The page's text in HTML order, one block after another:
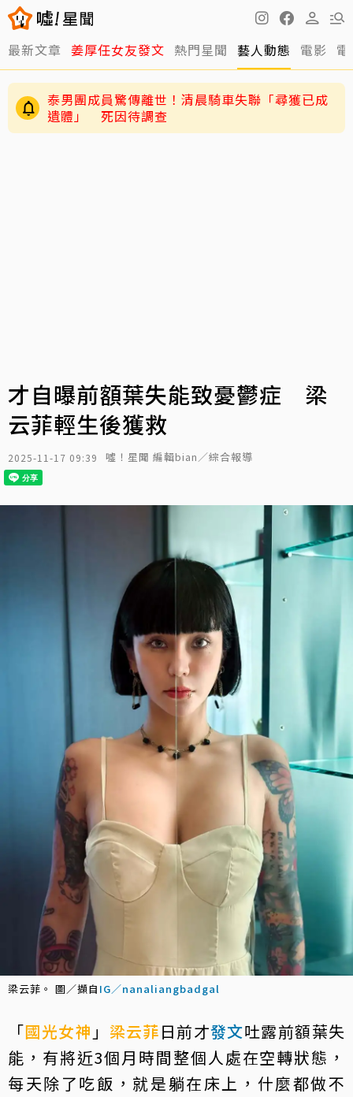
最新文章 姜厚任女友發文 熱門星聞 藝人動態 電影
泰男團成員驚傳離世！清晨騎車失聯「尋獲已成
遺體」 死因待調查
才自曝前額葉失能致憂鬱症 梁
云菲輕生後獲救
2025-11-17 09:39 噓！星聞 編輯bian／綜合報導
梁云菲。 圖／擷自 IG／nanaliangbadgal
「國光女神 」 梁云菲日前才發文吐露前額葉失
能，有將近3個月時間整個人處在空轉狀態，
每天除了吃飯，就是躺在床上，什麼都做不